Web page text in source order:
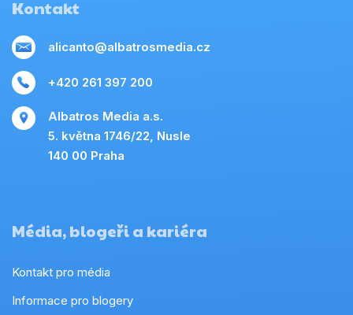
Kontakt
alicanto@albatrosmedia.cz
+420 261 397 200
Albatros Media a.s.
5. května 1746/22, Nusle
140 00 Praha
Média, blogeři a kariéra
Kontakt pro média
Informace pro blogery